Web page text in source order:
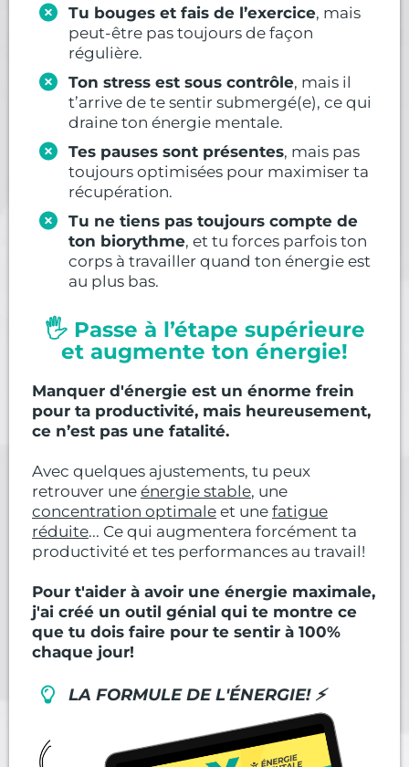
Tu bouges et fais de l’exercice, mais
peut-être pas toujours de façon
régulière.
Ton stress est sous contrôle, mais il
t’arrive de te sentir submergé(e), ce qui
draine ton énergie mentale.
Tes pauses sont présentes, mais pas
toujours optimisées pour maximiser ta
récupération.
Tu ne tiens pas toujours compte de
ton biorythme, et tu forces parfois ton
corps à travailler quand ton énergie est
au plus bas.
🖐️ Passe à l’étape supérieure
et augmente ton énergie!
Manquer d'énergie est un énorme frein
pour ta productivité, mais heureusement,
ce n’est pas une fatalité.
Avec quelques ajustements, tu peux
retrouver une énergie stable, une
concentration optimale et une fatigue
réduite... Ce qui augmentera forcément ta
productivité et tes performances au travail!
Pour t'aider à avoir une énergie maximale,
j'ai créé un outil génial qui te montre ce
que tu dois faire pour te sentir à 100%
chaque jour!
LA FORMULE DE L'ÉNERGIE! ⚡